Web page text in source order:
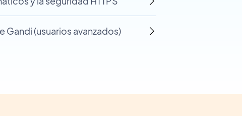
(usuarios avanzados)